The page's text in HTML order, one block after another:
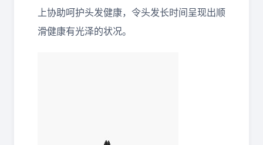
上协助呵护头发健康，令头发长时间呈现出顺
滑健康有光泽的状况。